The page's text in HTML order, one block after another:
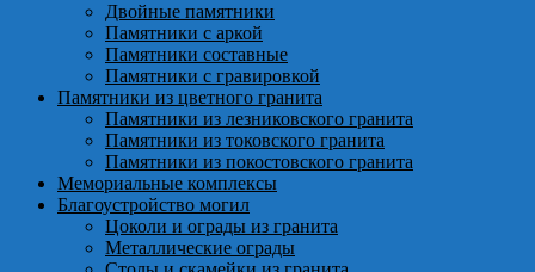
Двойные памятники
Памятники с аркой
Памятники составные
Памятники с гравировкой
Памятники из цветного гранита
Памятники из лезниковского гранита
Памятники из токовского гранита
Памятники из покостовского гранита
Мемориальные комплексы
Благоустройство могил
Цоколи и ограды из гранита
Металлические ограды